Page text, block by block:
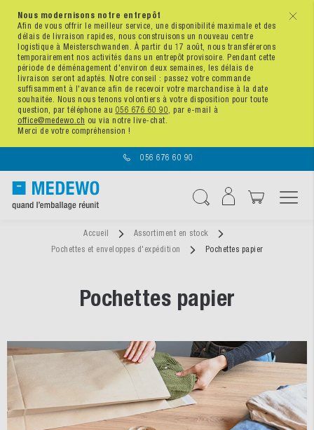
x
Nous modernisons notre entrepôt
Afin de vous offrir le meilleur service, une disponibilité maximale et des
délais de livraison rapides, nous construisons un nouveau centre
logistique à Meisterschwanden. À partir du 17 août, nous transférerons
temporairement nos activités dans un entrepôt provisoire. Pendant cette
période de déménagement d'environ deux semaines, les délais de
livraison seront adaptés. Notre conseil : passez votre commande
suffisamment à l'avance afin de recevoir votre marchandise à la date
souhaitée. Nous nous tenons volontiers à votre disposition pour toute
question, par téléphone au 056 676 60 90, par e-mail à
office@medewo.ch ou via notre live-chat.
Merci de votre compréhension !
056 676 60 90
Accueil
Assortiment en stock
Pochettes et enveloppes d'expédition
Pochettes papier
Pochettes papier